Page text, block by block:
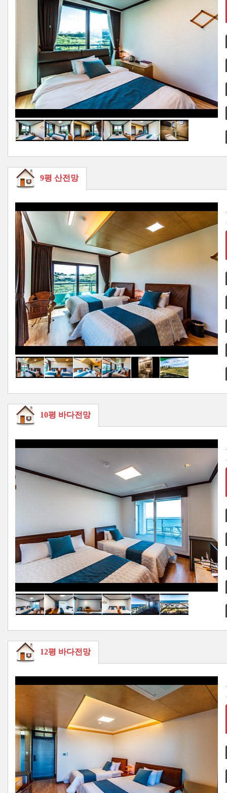
9평 산전망
10평 바다전망
12평 바다전망